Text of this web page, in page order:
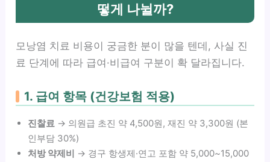
떻게 나뉠까?
모낭염 치료 비용이 궁금한 분이 많을 텐데, 사실 진
료 단계에 따라 급여·비급여 구분이 확 달라집니다.
1. 급여 항목 (건강보험 적용)
진찰료 → 의원급 초진 약 4,500원, 재진 약 3,300원 (본
인부담 30%)
처방 약제비 → 경구 항생제·연고 포함 약 5,000~15,000